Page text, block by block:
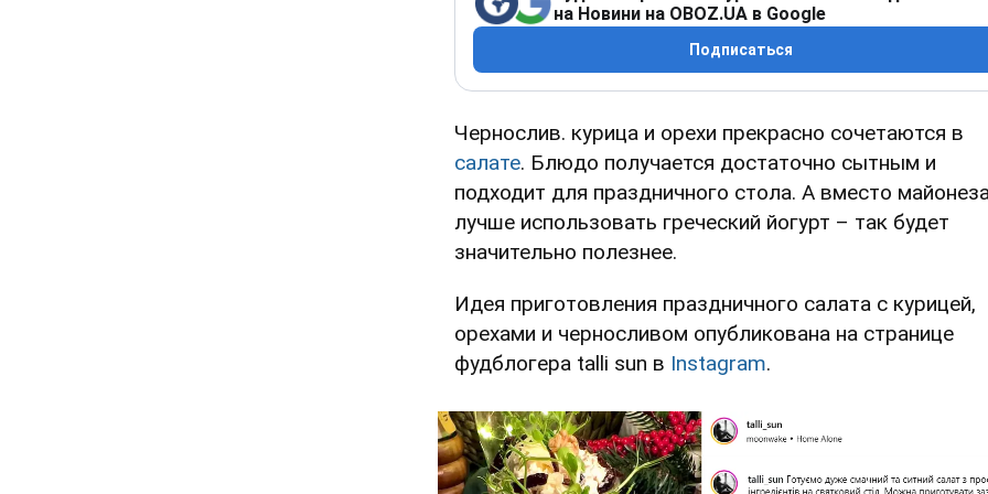
на Новини на OBOZ.UA в Google
Подписаться
Чернослив. курица и орехи прекрасно сочетаются в
салате. Блюдо получается достаточно сытным и
подходит для праздничного стола. А вместо
лучше использовать греческий йогурт – так будет
значительно полезнее.
Идея приготовления праздничного салата с курицей,
орехами и черносливом опубликована на странице
фудблогера talli sun в Instagram.